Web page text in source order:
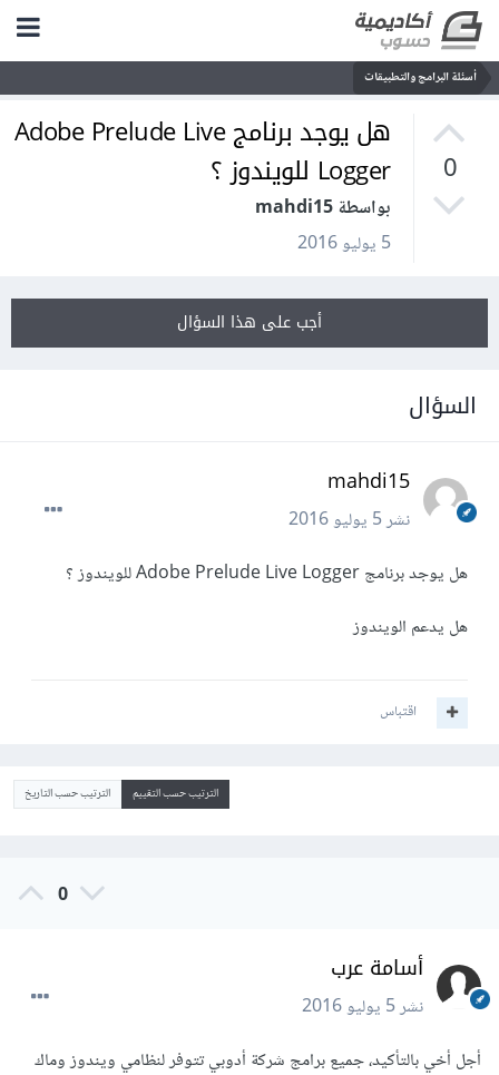
أسئلة البرامج والتطبيقات
0
هل يوجد برنامج Adobe Prelude Live
Logger للويندوز ؟
بواسطة mahdi15
5 يوليو 2016
أجب على هذا السؤال
السؤال
mahdi15
نشر5 يوليو 2016
هل يوجد برنامج Adobe Prelude Live Logger للويندوز ؟
هل يدعم الويندوز
اقتباس
الترتيب حسب التقييم الترتيب حسب التاريخ
0
أسامة عرب
نشر5 يوليو 2016
أجل أخي بالتأكيد، جميع برامج شركة أدوبي تتوفر لنظامي ويندوز وماك